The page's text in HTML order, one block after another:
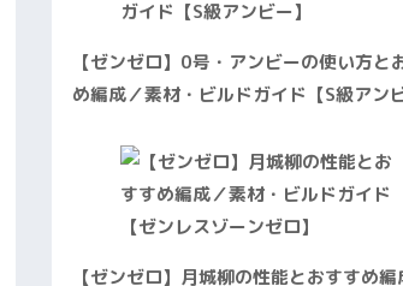
【ゼンゼロ】0号・アンビーの使い方と
め編成／素材・ビルドガイド【S級アンビ
【ゼンゼロ】月城柳の性能とおすすめ編